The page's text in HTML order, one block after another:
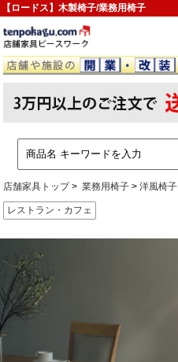
【ロードス】木製椅子/業務用椅子
店舗家具トップ 業務用椅子 洋風椅子
レストラン・カフェ